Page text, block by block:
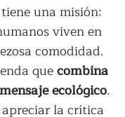
una misión:
viven en
comodidad.
quecombina
ecológico.
la crítica